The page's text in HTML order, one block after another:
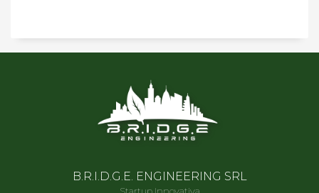
B.R.I.D.G.E. ENGINEERING SRL